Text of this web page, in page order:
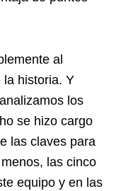
al
la historia. Y
los
se hizo cargo
las claves para
las cinco
equipo y en las